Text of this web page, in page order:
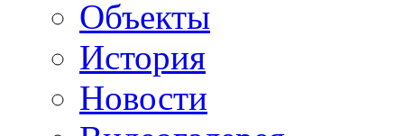
Объекты
История
Новости